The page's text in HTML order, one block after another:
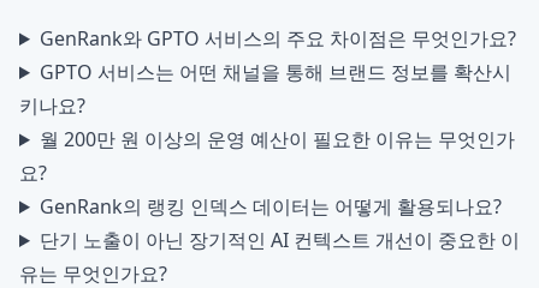
GenRank와 GPTO 서비스의 주요 차이점은 무엇인가요?
GPTO 서비스는 어떤 채널을 통해 브랜드 정보를 확산시
키나요?
월 200만 원 이상의 운영 예산이 필요한 이유는 무엇인가
요?
GenRank의 랭킹 인덱스 데이터는 어떻게 활용되나요?
단기 노출이 아닌 장기적인 AI 컨텍스트 개선이 중요한 이
유는 무엇인가요?